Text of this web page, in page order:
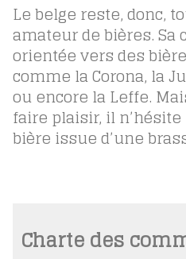
Le belge reste, donc,
amateur de bières.
orientée vers des
comme la Corona, la
ou encore la Leffe.
faire plaisir, il
bière issue d’une
Charte des